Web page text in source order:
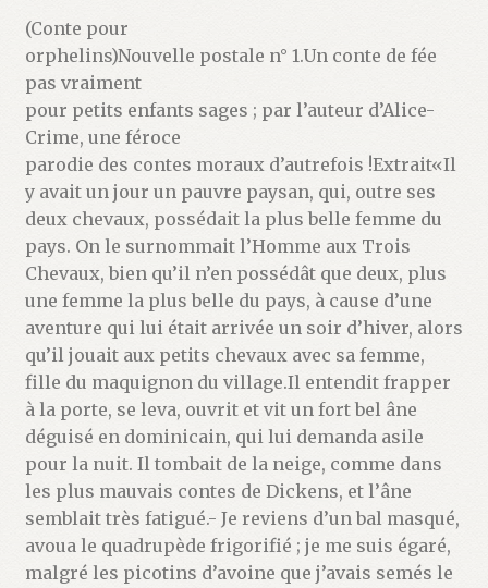
(Conte pour
orphelins)Nouvelle postale n° 1.Un conte de fée
pas vraiment
pour petits enfants sages ; par l’auteur d’Alice-
Crime, une féroce
parodie des contes moraux d’autrefois !Extrait«Il
y avait un jour un pauvre paysan, qui, outre ses
deux chevaux, possédait la plus belle femme du
pays. On le surnommait l’Homme aux Trois
Chevaux, bien qu’il n’en possédât que deux, plus
une femme la plus belle du pays, à cause d’une
aventure qui lui était arrivée un soir d’hiver, alors
qu’il jouait aux petits chevaux avec sa femme,
fille du maquignon du village.Il entendit frapper
à la porte, se leva, ouvrit et vit un fort bel âne
déguisé en dominicain, qui lui demanda asile
pour la nuit. Il tombait de la neige, comme dans
les plus mauvais contes de Dickens, et l’âne
semblait très fatigué.- Je reviens d’un bal masqué,
avoua le quadrupède frigorifié ; je me suis égaré,
malgré les picotins d’avoine que j’avais semés le